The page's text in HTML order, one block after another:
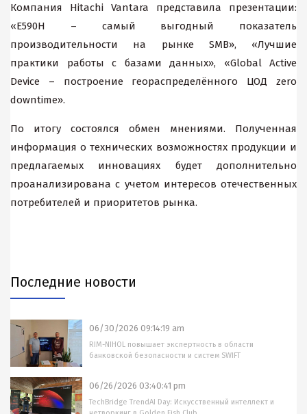
Компания Hitachi Vantara представила презентации:
«E590H – самый выгодный показатель
производительности на рынке SMB», «Лучшие
практики работы с базами данных», «Global Active
Device – построение геораспределённого ЦОД zero
downtime».
По итогу состоялся обмен мнениями. Полученная
информация о технических возможностях продукции и
предлагаемых инновациях будет дополнительно
проанализирована с учетом интересов отечественных
потребителей и приоритетов рынка.
Последние новости
06/30/2026 09:14:19 am
RIM-NIHOL повышает экспертность в области
банковской безопасности и систем SWIFT
06/26/2026 03:40:41 pm
TechBridge TrendAI Day: Искусственный интеллект и